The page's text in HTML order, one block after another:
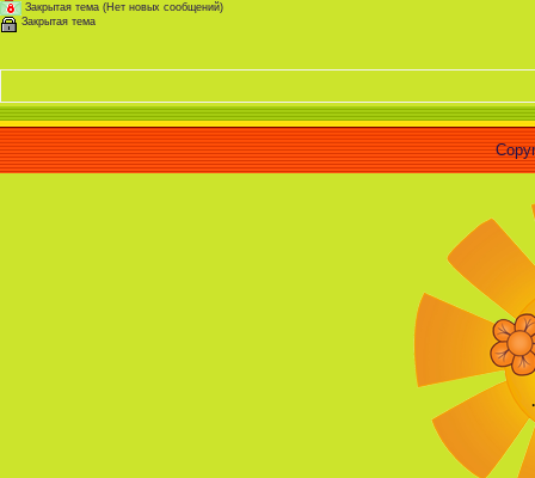
Закрытая тема (Нет новых сообщений)
Закрытая тема